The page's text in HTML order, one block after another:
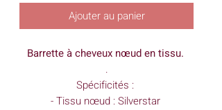
Ajouter au panier
Barrette à cheveux nœud en tissu.
.
Spécificités :
- Tissu nœud : Silverstar